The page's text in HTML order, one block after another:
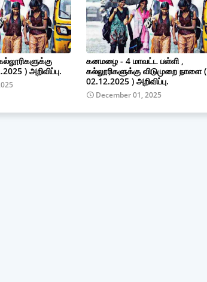
) அறிவிப்பு.
கனமழை - 4 மாவட்ட பள்ளி ,
கல்லூரிகளுக்கு விடுமுறை நாளை (
02.12.2025 ) அறிவிப்பு.
December 01, 2025